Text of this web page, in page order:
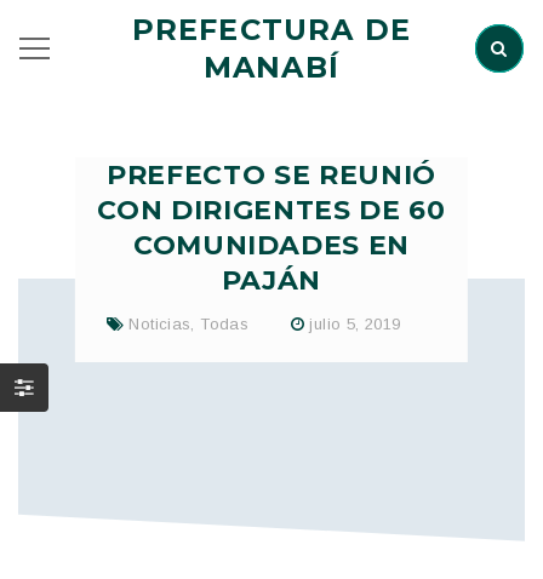
PREFECTURA DE
MANABÍ
PREFECTO SE REUNIÓ
CON DIRIGENTES DE 60
COMUNIDADES EN
PAJÁN
Noticias Todas julio 5, 2019